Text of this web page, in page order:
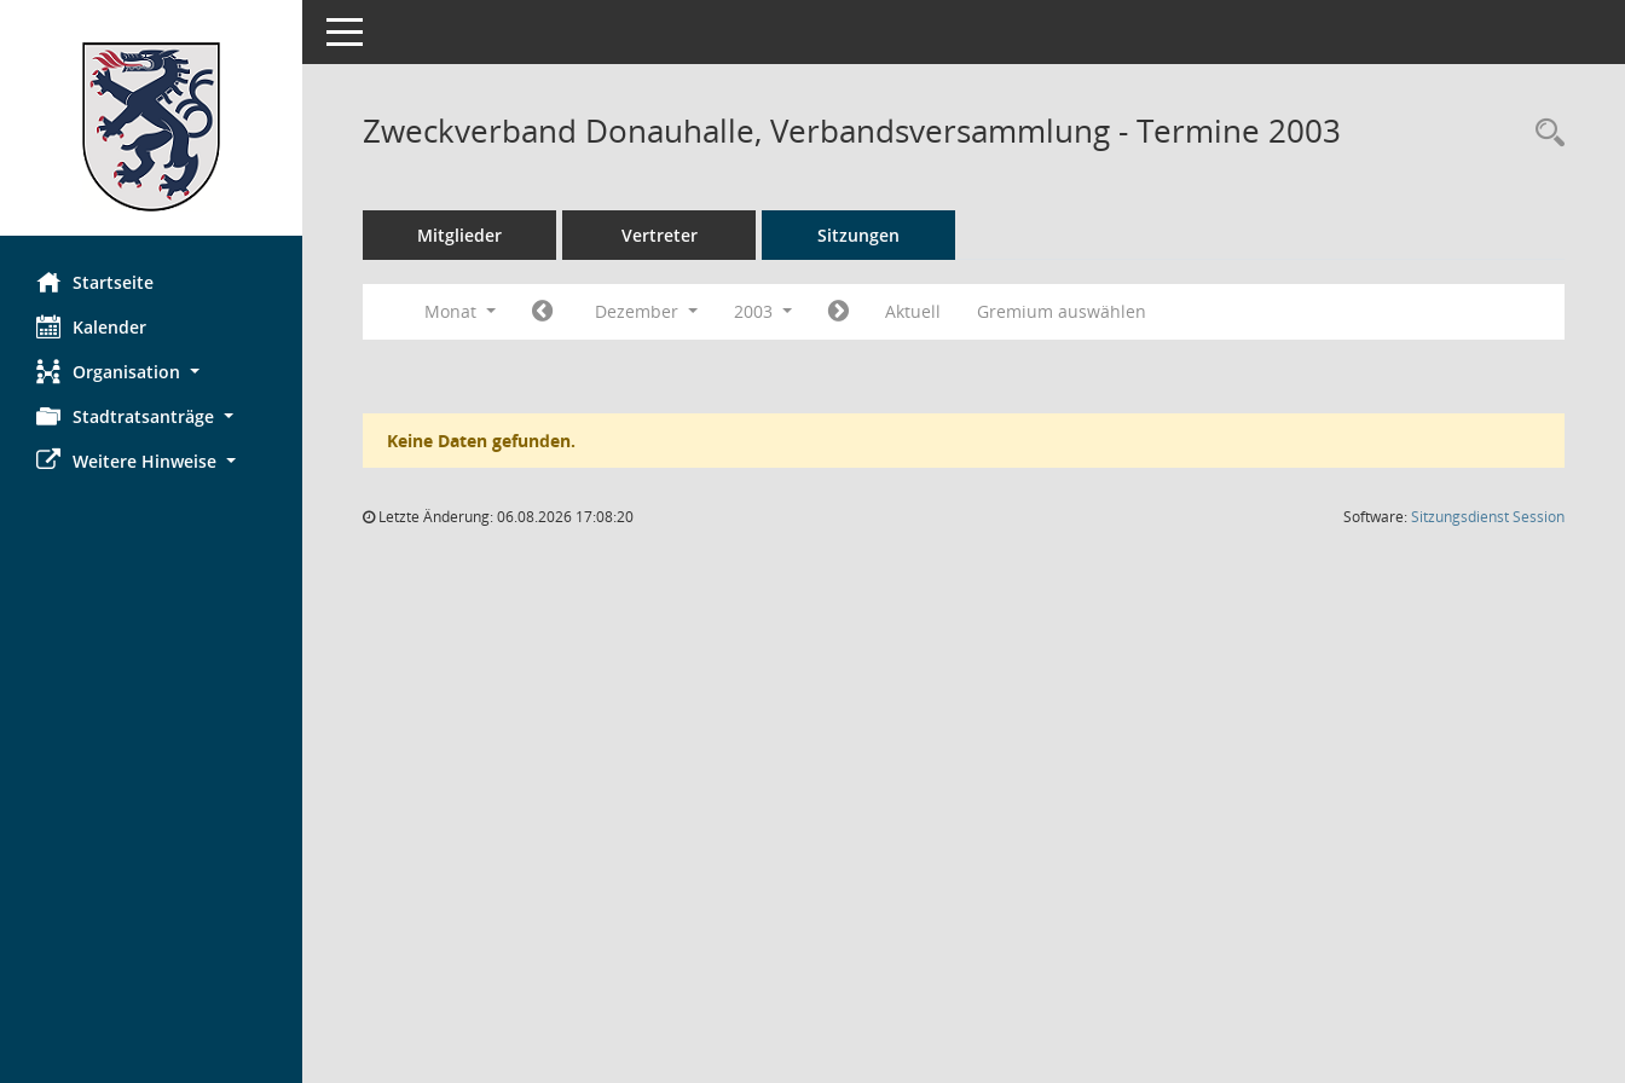
Startseite
Kalender
Organisation
Stadtratsanträge
Weitere Hinweise
Toggle navigation
Zweckverband Donauhalle, Verbandsversammlung - Termine 2003
Mitglieder Vertreter Sitzungen
Monat Dezember 2003 Aktuell Gremium auswählen
Keine Daten gefunden.
Letzte Änderung: 06.08.2026 17:08:20 Software:SitzungsdienstSession(Wird in